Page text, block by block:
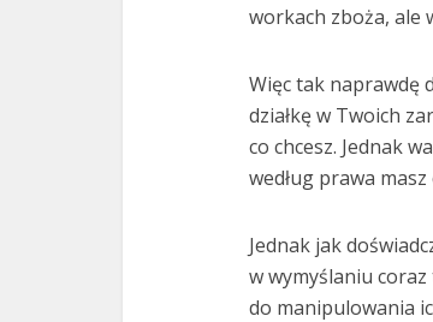
workach zboża, ale
Więc tak naprawdę
działkę w Twoich
co chcesz. Jednak
według prawa
Jednak jak
w wymyślaniu
do manipulowania